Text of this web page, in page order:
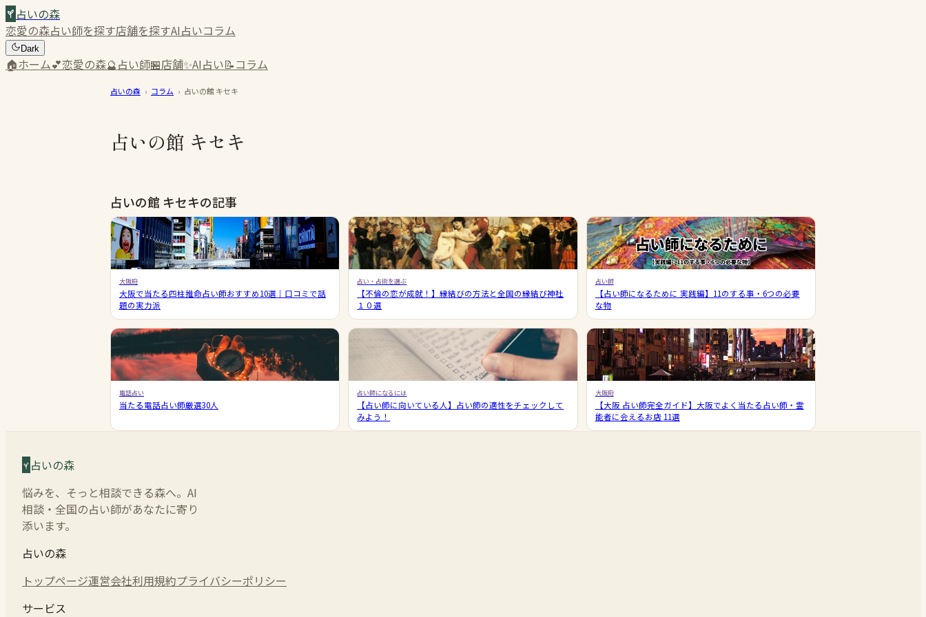
占いの森
恋愛の森占い師を探す店舗を探すAI占いコラム
Dark
🏠ホーム💕恋愛の森🔮占い師🏪店舗✨AI占い📝コラム
占いの森 › コラム › 占いの館 キセキ
占いの館 キセキ
占いの館 キセキの記事
大阪府
大阪で当たる四柱推命占い師おすすめ10選｜口コミで話
題の実力派
占い・占術を選ぶ
【不倫の恋が成就！】縁結びの方法と全国の縁結び神社
１０選
占い師
【占い師になるために 実践編】11のする事・6つの必要
な物
電話占い
当たる電話占い師厳選30人
占い師になるには
【占い師に向いている人】占い師の適性をチェックして
みよう！
大阪府
【大阪 占い師完全ガイド】大阪でよく当たる占い師・霊
能者に会えるお店 11選
占いの森
悩みを、そっと相談できる森へ。AI
相談・全国の占い師があなたに寄り
添います。
占いの森
トップページ運営会社利用規約プライバシーポリシー
サービス